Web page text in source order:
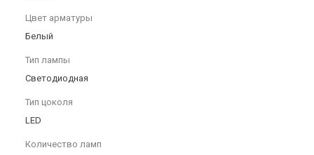
Цвет арматуры
Белый
Тип лампы
Светодиодная
Тип цоколя
LED
Количество ламп